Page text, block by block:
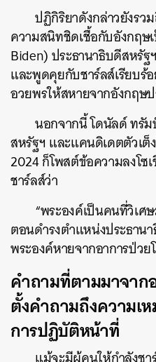
ปฏิกิริยาดังกล่าวยังรว
ความสนิทชิดเชื้อกับอังกฤษ
Biden) ประธานาธิบดีสหรัฐ
และพูดคุยกับชาร์ลส์เรียบร้
อวยพรให้สหายจากอังกฤษ
นอกจากนี้ โดนัลด์ ทรั
สหรัฐฯ และแคนดิเดตตัวเต็
2024 ก็โพสต์ข้อความลงโซ
ชาร์ลส์ว่า
“พระองค์เป็นคนที่วิเศ
ตอนดำรงตำแหน่งประธาน
พระองค์หายจากอาการป่วย
คำถามที่ตามมาจาก
ตั้งคำถามถึงความเ
การปฏิบัติหน้าที่